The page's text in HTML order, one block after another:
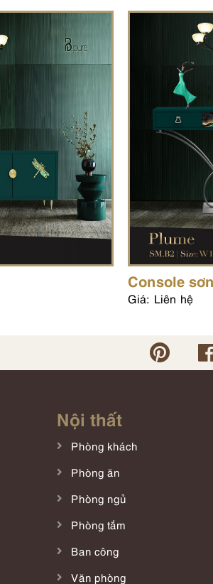
Console
Giá: Liên hệ
Nội thất
Phòng khách
Phòng ăn
Phòng ngủ
Phòng tắm
Ban công
Văn phòng